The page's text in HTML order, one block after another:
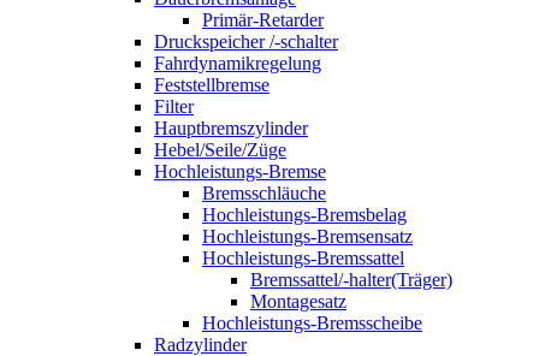
Primär-Retarder
Druckspeicher /-schalter
Fahrdynamikregelung
Feststellbremse
Filter
Hauptbremszylinder
Hebel/Seile/Züge
Hochleistungs-Bremse
Bremsschläuche
Hochleistungs-Bremsbelag
Hochleistungs-Bremsensatz
Hochleistungs-Bremssattel
Bremssattel/-halter(Träger)
Montagesatz
Hochleistungs-Bremsscheibe
Radzylinder